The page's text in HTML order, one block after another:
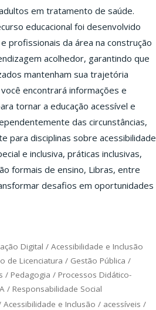
em tratamento de saúde.
educacional foi desenvolvido
profissionais da área na construção
acolhedor, garantindo que
mantenham sua trajetória
encontrará informações e
tornar a educação acessível e
das circunstâncias,
para disciplinas sobre acessibilidade
e inclusiva, práticas inclusivas,
formais de ensino, Libras, entre
desafios em oportunidades
Digital /Acessibilidade e Inclusão
de Licenciatura / Gestão Pública /
/ Pedagogia / Processos Didático-
/ Responsabilidade Social
Acessibilidade e Inclusão / acessíveis /